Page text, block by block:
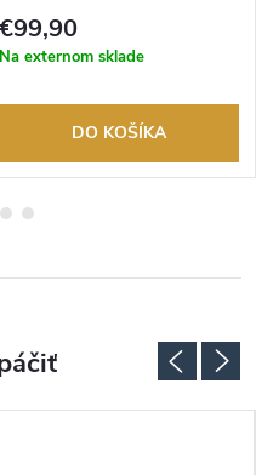
tovaru. Autorizovaný predajca.
€99,90
Na externom sklade
DO KOŠÍKA